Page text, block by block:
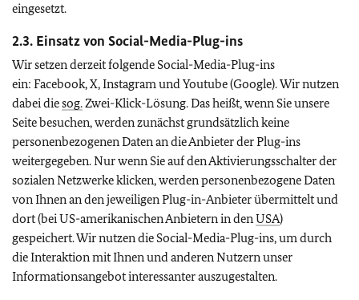
eingesetzt.
2.3. Einsatz von Social-Media-Plug-ins
Wir setzen derzeit folgende Social-Media-Plug-ins
ein: Facebook, X, InstagramundYoutube (Google).Wir nutzen
dabei diesog.Zwei-Klick-Lösung. Das heißt, wenn Sie unsere
Seite besuchen, werden zunächst grundsätzlich keine
personenbezogenen Daten an die Anbieter derPlug-ins
weitergegeben. Nur wenn Sie auf den Aktivierungsschalter der
sozialen Netzwerke klicken, werden personenbezogene Daten
von Ihnen an den jeweiligenPlug-in-Anbieter übermittelt und
dort (bei US-amerikanischen Anbietern in denUSA)
gespeichert. Wir nutzen die Social-Media-Plug-ins, um durch
die Interaktion mit Ihnen und anderen Nutzern unser
Informationsangebot interessanter auszugestalten.